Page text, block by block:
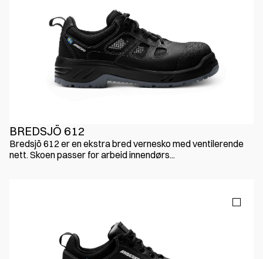
BREDSJÖ 612
Bredsjö 612 er en ekstra bred vernesko med ventilerende
nett. Skoen passer for arbeid innendørs...